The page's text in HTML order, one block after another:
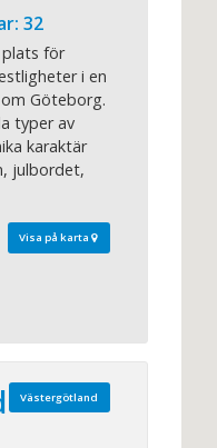
32
plats för
i en
Göteborg.
typer av
karaktär
julbordet,
Visa på karta
Västergötland